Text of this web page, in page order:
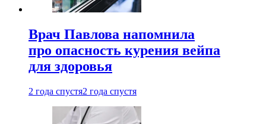
Врач Павлова напомнила
про опасность курения вейпа
для здоровья
2 года спустя2 года спустя